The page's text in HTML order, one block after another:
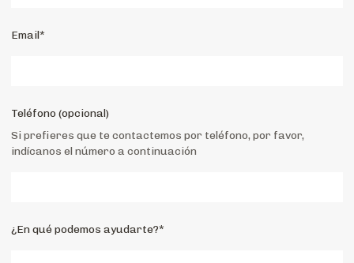
Email*
Teléfono (opcional)
Si prefieres que te contactemos por teléfono, por favor,
indícanos el número a continuación
¿En qué podemos ayudarte?*